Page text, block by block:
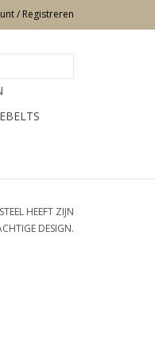
/ Registreren
HEEFT ZIJN
DESIGN.